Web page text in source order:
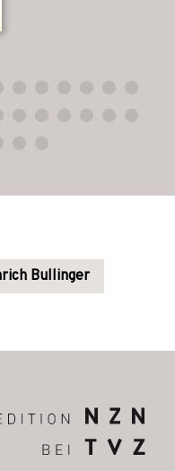
Bullinger